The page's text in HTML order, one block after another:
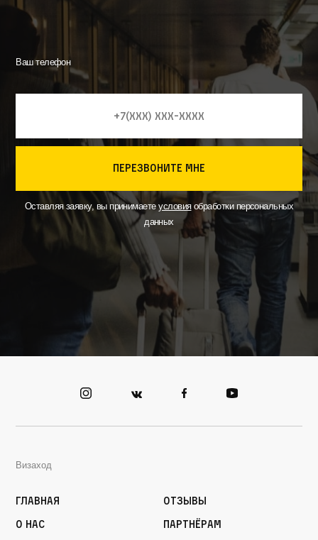
Ваш телефон
перезвоните мне
Оставляя заявку, вы принимаетеусловияобработки персональных
данных
Визаход
Главная
О нас
Отзывы
Партнёрам